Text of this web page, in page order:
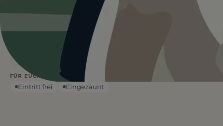
—
FÜR EUCH RELEVANT
Kein Wasser
Eintritt frei
Eingezäunt